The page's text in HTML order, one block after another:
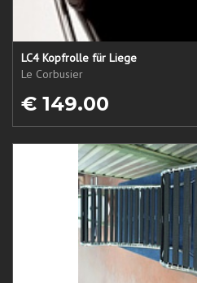
LC4 Kopfrolle für Liege
Le Corbusier
€ 149.00